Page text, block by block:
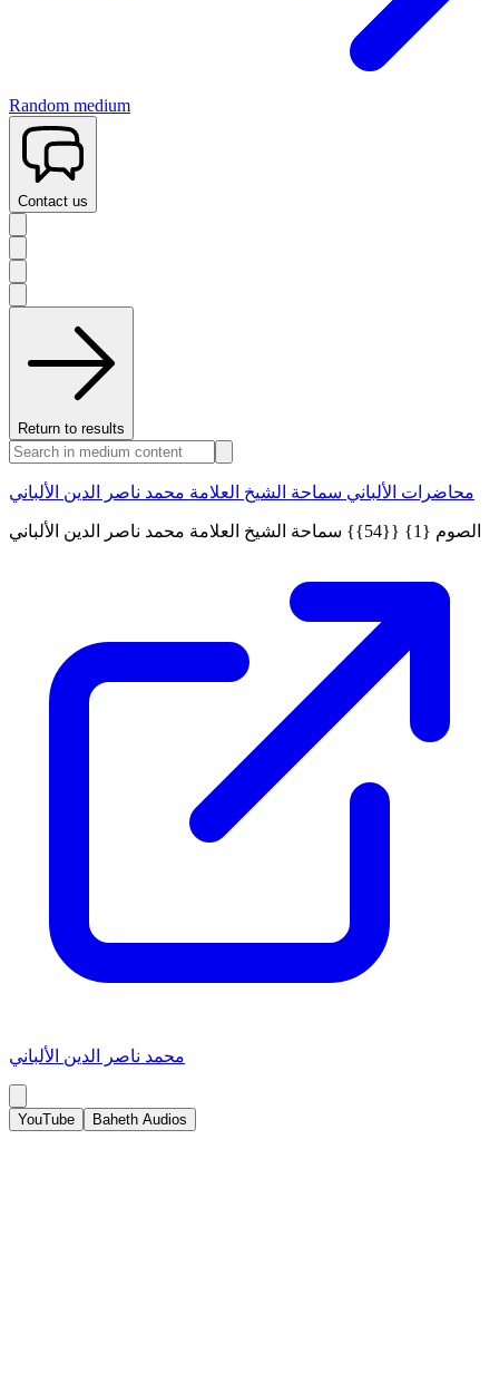
Random medium
Contact us
Return to results
محاضرات الألباني سماحة الشيخ العلامة محمد ناصر الدين الألباني
الصوم {1} {{54}} سماحة الشيخ العلامة محمد ناصر الدين الألباني
محمد ناصر الدين الألباني
YouTube Baheth Audios